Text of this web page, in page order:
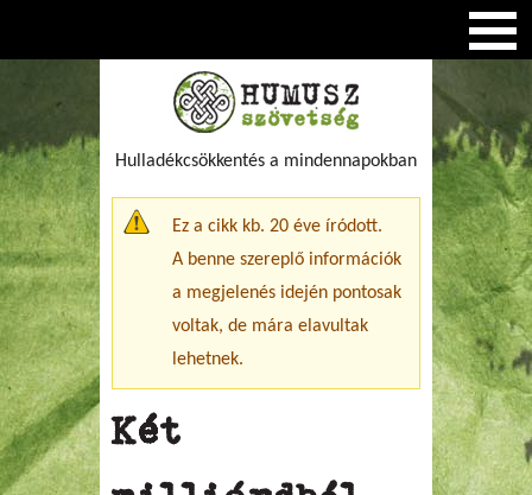
Hulladékcsökkentés a mindennapokban
Figyelmeztető üzenet
Ez a cikk kb. 20 éve íródott.
A benne szereplő információk
a megjelenés idején pontosak
voltak, de mára elavultak
lehetnek.
Két